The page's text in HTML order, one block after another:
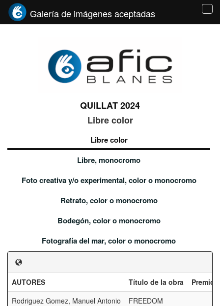
Galería de imágenes aceptadas
QUILLAT 2024
Libre color
Libre color
Libre, monocromo
Foto creativa y/o experimental, color o monocromo
Retrato, color o monocromo
Bodegón, color o monocromo
Fotografía del mar, color o monocromo
AUTORES Título de la obra
Premios
Rodriguez Gomez, Manuel Antonio
FREEDOM